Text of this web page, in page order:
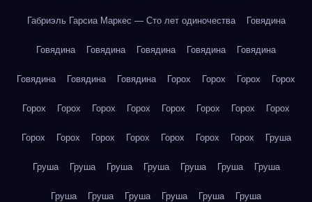
Габриэль Гарсиа Маркес — Сто лет одиночества Говядина
Говядина Говядина Говядина Говядина Говядина
Говядина Говядина Говядина Горох Горох Горох Горох
Горох Горох Горох Горох Горох Горох Горох Горох
Горох Горох Горох Горох Горох Горох Горох Груша
Груша Груша Груша Груша Груша Груша Груша
Груша Груша Груша Груша Груша Груша